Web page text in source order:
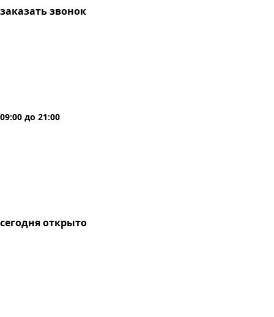
заказать звонок
09:00 до 21:00
сегодняоткрыто